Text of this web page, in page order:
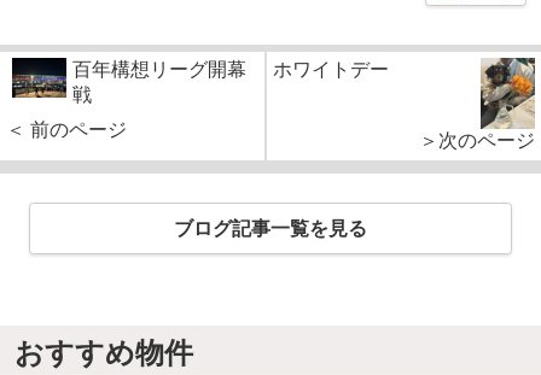
百年構想リーグ開幕
戦
＜ 前のページ
ホワイトデー
＞次のページ
ブログ記事一覧を見る
おすすめ物件